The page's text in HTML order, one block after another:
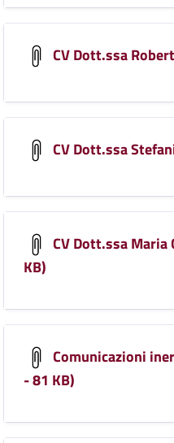
CV Dott.ssa
CV Dott.ssa
CV Dott.ssa
KB)
Comunicazioni
- 81 KB)